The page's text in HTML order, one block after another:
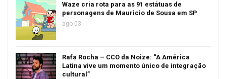
Waze cria rota para as 91 estátuas de
personagens de Mauricio de Sousa em SP
ago 03
Rafa Rocha – CCO da Noize: “A América
Latina vive um momento único de integração
cultural”